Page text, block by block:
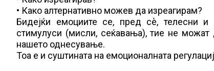
• Како алтернативно можев да изреагирам?
Бидејќи емоциите се, пред сè, телесни
стимулуси (мисли, сеќавања), тие не
нашето однесување.
Тоа е и суштината на емоционалната